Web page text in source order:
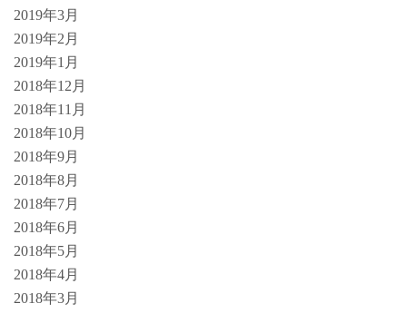
2019年3月
2019年2月
2019年1月
2018年12月
2018年11月
2018年10月
2018年9月
2018年8月
2018年7月
2018年6月
2018年5月
2018年4月
2018年3月